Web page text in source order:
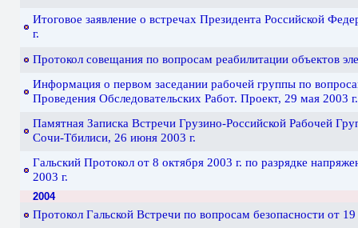
Итоговое заявление о встречах Президента Российской
г.
Протокол совещания по вопросам реабилитации объектов
Информация о первом заседании рабочей группы по
Проведения Обследовательских Работ. Проект, 29 мая 2003
Памятная Записка Встречи Грузино-Российской Рабочей
Сочи-Тбилиси, 26 июня 2003 г.
Гальский Протокол от 8 октября 2003 г. по разрядке
2003 г.
2004
Протокол Гальской Встречи по вопросам безопасности от